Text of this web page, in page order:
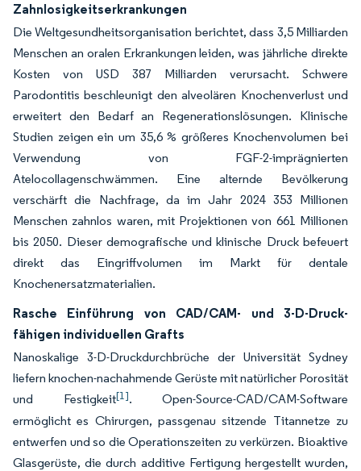
Zahnlosigkeitserkrankungen
Die Weltgesundheitsorganisation berichtet, dass 3,5 Milliarden
Menschen an oralen Erkrankungen leiden, was jährliche direkte
Kosten von USD 387 Milliarden verursacht. Schwere
Parodontitis beschleunigt den alveolären Knochenverlust und
erweitert den Bedarf an Regenerationslösungen. Klinische
Studien zeigen ein um 35,6 % größeres Knochenvolumen bei
Verwendung von FGF-2-imprägnierten
Atelocollagenschwämmen. Eine alternde Bevölkerung
verschärft die Nachfrage, da im Jahr 2024 353 Millionen
Menschen zahnlos waren, mit Projektionen von 661 Millionen
bis 2050. Dieser demografische und klinische Druck befeuert
direkt das Eingriffvolumen im Markt für dentale
Knochenersatzmaterialien.
Rasche Einführung von CAD/CAM- und 3-D-Druck-
fähigen individuellen Grafts
Nanoskalige 3-D-Druckdurchbrüche der Universität Sydney
liefern knochen-nachahmende Gerüste mit natürlicher Porosität
und Festigkeit[1]. Open-Source-CAD/CAM-Software
ermöglicht es Chirurgen, passgenau sitzende Titannetze zu
entwerfen und so die Operationszeiten zu verkürzen. Bioaktive
Glasgerüste, die durch additive Fertigung hergestellt wurden,